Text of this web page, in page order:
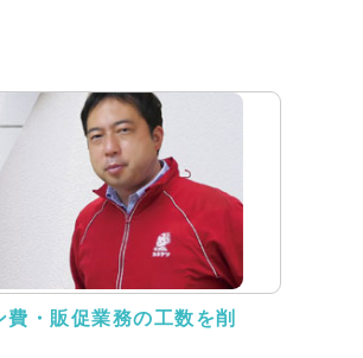
費・販促業務の工数を削